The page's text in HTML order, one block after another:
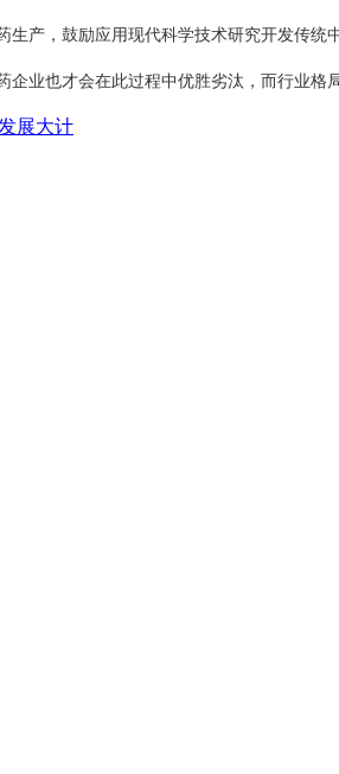
产，鼓励应用现代科学技术研究开发传
业也才会在此过程中优胜劣汰，而行业格
展大计